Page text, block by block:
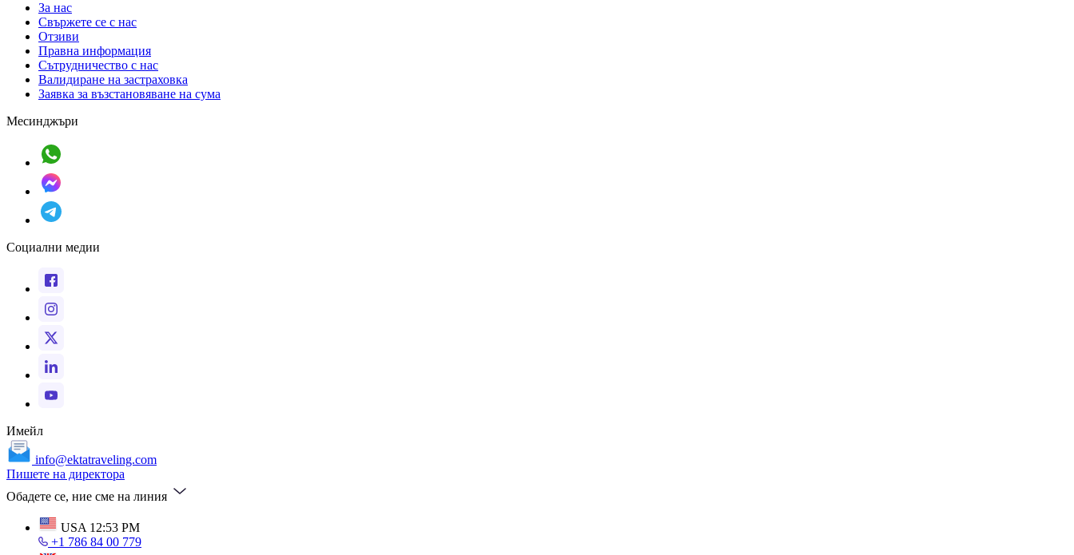
За нас
Свържете се с нас
Отзиви
Правна информация
Сътрудничество с нас
Валидиране на застраховка
Заявка за възстановяване на сума
Месинджъри
Социални медии
Имейл
info@ektatraveling.com
Пишете на директора
Обадете се, ние сме на линия
USA 12:53 PM
+1 786 84 00 779